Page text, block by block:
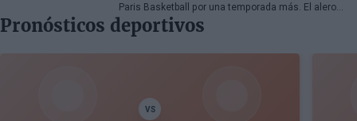
Paris Basketball por una temporada más. El alero
estadounidense de 30 años, veterano de 58 partidos
en la Euroliga, continúa en el equipo francés tras dos
campañas marcadas por momentos decisivos en
Pronósticos deportivos
VS